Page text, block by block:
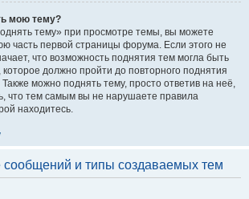
мою тему?
тему» при просмотре темы, вы можете
часть первой страницы форума. Если этого не
что возможность поднятия тем могла быть
должно пройти до повторного поднятия
можно поднять тему, просто ответив на неё,
что тем самым вы не нарушаете правила
находитесь.
и типы создаваемых тем